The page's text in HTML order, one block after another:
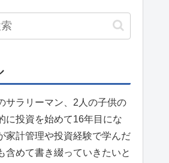
サラリーマン、2人の子供の
に投資を始めて16年目にな
家計管理や投資経験で学んだ
含めて書き綴っていきたいと